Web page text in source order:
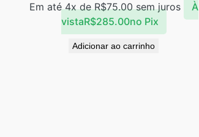
Em até 4x deR$75.00sem juros
À
vistaR$285.00no Pix
Adicionar ao carrinho